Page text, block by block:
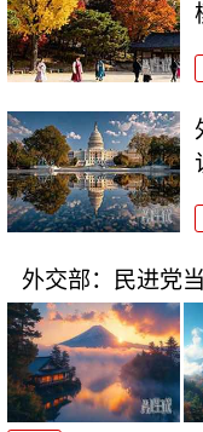
外交部：民进党